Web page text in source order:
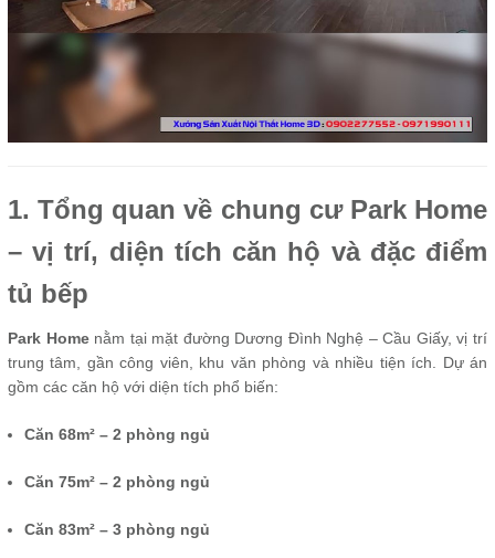
1. Tổng quan về chung cư Park Home
– vị trí, diện tích căn hộ và đặc điểm
tủ bếp
Park Homenằm tại mặt đường Dương Đình Nghệ – Cầu Giấy, vị trí
trung tâm, gần công viên, khu văn phòng và nhiều tiện ích. Dự án
gồm các căn hộ với diện tích phổ biến:
Căn 68m² – 2 phòng ngủ
Căn 75m² – 2 phòng ngủ
Căn 83m² – 3 phòng ngủ